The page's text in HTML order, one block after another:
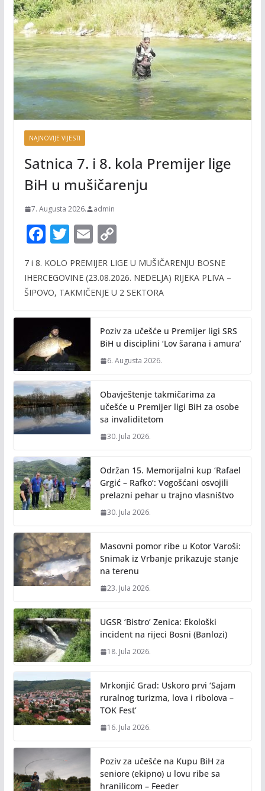
NAJNOVIJE VIJESTI
Satnica 7. i 8. kola Premijer lige
BiH u mušičarenju
7. Augusta 2026. admin
F
e
b
o
k
T
itt
er
E
ai
l
C
p
y
n
k
7 i 8. KOLO PREMIJER LIGE U MUŠIČARENJU BOSNE
IHERCEGOVINE (23.08.2026. NEDELJA) RIJEKA PLIVA –
ŠIPOVO, TAKMIČENJE U 2 SEKTORA
Poziv za učešće u Premijer ligi SRS
BiH u disciplini ‘Lov šarana i amura’
6. Augusta 2026.
Obavještenje takmičarima za
učešće u Premijer ligi BiH za osobe
sa invaliditetom
30. Jula 2026.
Održan 15. Memorijalni kup ‘Rafael
Grgić – Rafko’: Vogošćani osvojili
prelazni pehar u trajno vlasništvo
30. Jula 2026.
Masovni pomor ribe u Kotor Varoši:
Snimak iz Vrbanje prikazuje stanje
na terenu
23. Jula 2026.
UGSR ‘Bistro’ Zenica: Ekološki
incident na rijeci Bosni (Banlozi)
18. Jula 2026.
Mrkonjić Grad: Uskoro prvi ‘Sajam
ruralnog turizma, lova i ribolova –
TOK Fest’
16. Jula 2026.
Poziv za učešće na Kupu BiH za
seniore (ekipno) u lovu ribe sa
hranilicom – Feeder